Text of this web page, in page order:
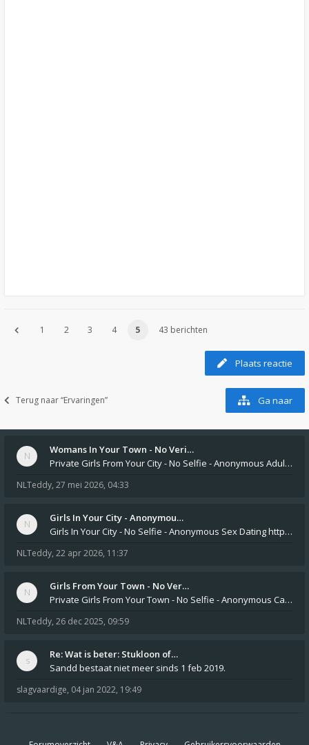
1 2 3 4 5 43 berichten
Plaats reactie
Terug naar “Ervaringen” Ga naar
Womans In Your Town - No Veri…
Private Girls From Your City - No Selfie - Anonymous Adult Dating https://privatedates.live Private Girls In Your
NLTeddy, 27 mei 2026, 04:33
Girls In Your City - Anonymou…
Girls In Your City - No Selfie - Anonymous Sex Dating https://SecretPrivat.com Womens In Your Town - Anonymous S
NLTeddy, 22 apr 2026, 11:37
Girls From Your Town - No Ver…
Private Girls From Your Town - No Selfie - Anonymous Casual Dating https://PrivateLadyEscorts.com Private Lady In
NLTeddy, 26 dec 2025, 09:59
Re: Wat is beter: Stukloon of…
Sandd bestaat niet meer sinds 1 feb 2019.
slagvaardige, 04 jan 2022, 19:49